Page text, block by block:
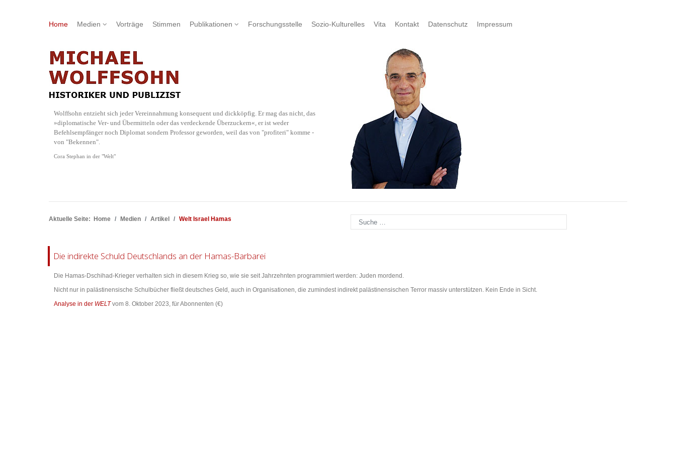
Home Medien Vorträge Stimmen Publikationen Forschungsstelle Sozio-Kulturelles Vita Kontakt Datenschutz Impressum
Wolffsohn entzieht sich jeder Vereinnahmung konsequent und dickköpfig. Er mag das nicht, das
»diplomatische Ver- und Übermitteln oder das verdeckende Überzuckern«, er ist weder
Befehlsempfänger noch Diplomat sondern Professor geworden, weil das von "profiteri" komme -
von "Bekennen".
Cora Stephan in der "Welt"
Aktuelle Seite: Home Medien Artikel Welt Israel Hamas Suchen
Die indirekte Schuld Deutschlands an der Hamas-Barbarei
Die Hamas-Dschihad-Krieger verhalten sich in diesem Krieg so, wie sie seit Jahrzehnten programmiert werden: Juden mordend.
Nicht nur in palästinensische Schulbücher fließt deutsches Geld, auch in Organisationen, die zumindest indirekt palästinensischen Terror massiv unterstützen. Kein Ende in Sicht.
Analyse in der WELTvom 8. Oktober 2023, für Abonnenten (€)